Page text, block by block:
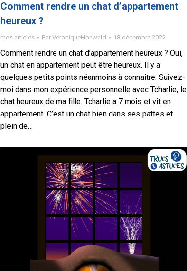
Comment rendre un chat d’appartement
heureux ?
mes articles Par VeroniqueHohwald 18 décembre 2022
Comment rendre un chat d’appartement heureux ? Oui,
un chat en appartement peut être heureux. Il y a
quelques petits points néanmoins à connaitre. Suivez-
moi dans mon expérience personnelle avec Tcharlie, le
chat heureux de ma fille. Tcharlie a 7 mois et vit en
appartement. C’est un chat bien dans ses pattes et
plein de…